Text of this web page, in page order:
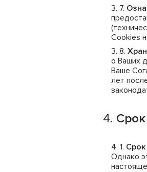
Cookies
о Ваших
Ваше
лет
Срок
Однако